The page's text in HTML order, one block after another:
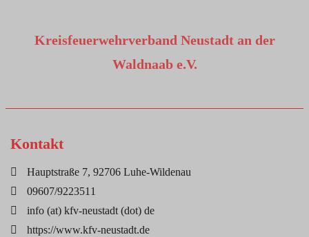
Kreisfeuerwehrverband Neustadt an der
Waldnaab e.V.
Kontakt
Hauptstraße 7, 92706 Luhe-Wildenau
09607/9223511
info (at) kfv-neustadt (dot) de
https://www.kfv-neustadt.de